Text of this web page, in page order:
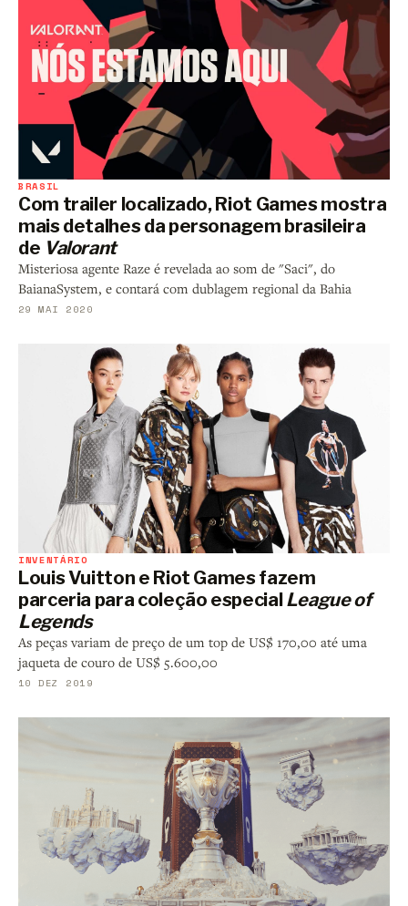
BRASIL
Com trailer localizado, Riot Games mostra
mais detalhes da personagem brasileira
de Valorant
Misteriosa agente Raze é revelada ao som de "Saci", do
BaianaSystem, e contará com dublagem regional da Bahia
29 MAI 2020
INVENTÁRIO
Louis Vuitton e Riot Games fazem
parceria para coleção especialLeague of
Legends
As peças variam de preço de um top de US$ 170,00 até uma
jaqueta de couro de US$ 5.600,00
10 DEZ 2019